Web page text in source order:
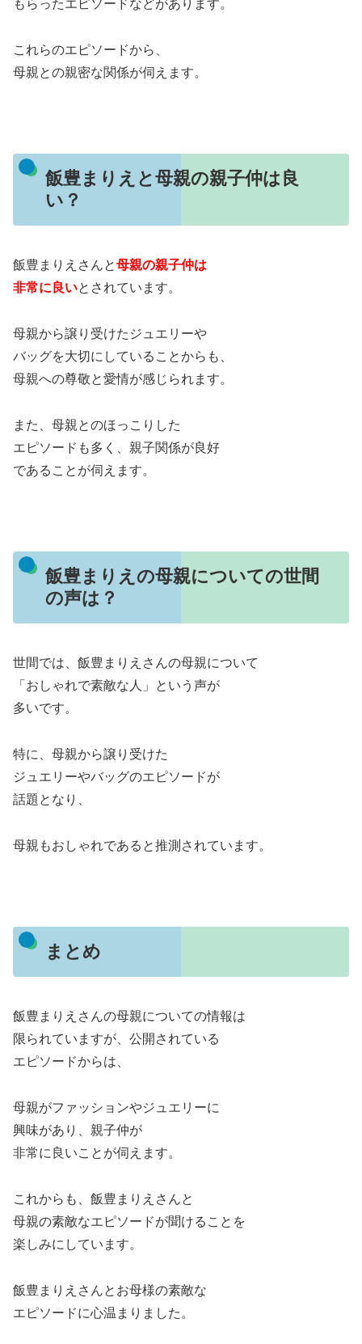
もらったエピソードなどがあります。
これらのエピソードから、
母親との親密な関係が伺えます。
飯豊まりえと母親の親子仲は良
い？
飯豊まりえさんと母親の親子仲は
非常に良いとされています。
母親から譲り受けたジュエリーや
バッグを大切にしていることからも、
母親への尊敬と愛情が感じられます。
また、母親とのほっこりした
エピソードも多く、親子関係が良好
であることが伺えます。
飯豊まりえの母親についての世間
の声は？
世間では、飯豊まりえさんの母親について
「おしゃれで素敵な人」という声が
多いです。
特に、母親から譲り受けた
ジュエリーやバッグのエピソードが
話題となり、
母親もおしゃれであると推測されています。
まとめ
飯豊まりえさんの母親についての情報は
限られていますが、公開されている
エピソードからは、
母親がファッションやジュエリーに
興味があり、親子仲が
非常に良いことが伺えます。
これからも、飯豊まりえさんと
母親の素敵なエピソードが聞けることを
楽しみにしています。
飯豊まりえさんとお母様の素敵な
エピソードに心温まりました。